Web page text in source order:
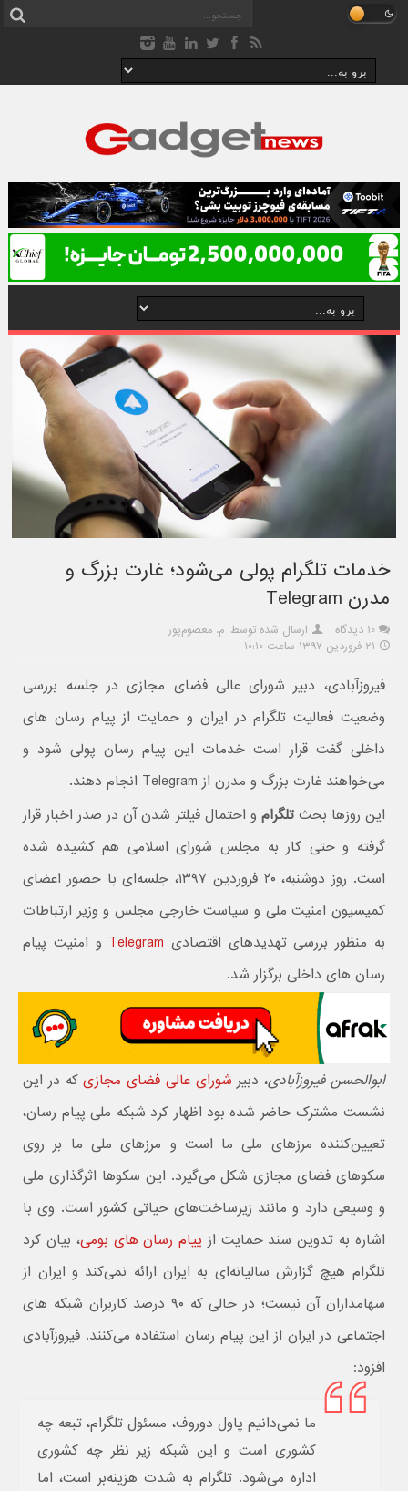
خدمات تلگرام پولی می‌شود؛ غارت بزرگ و
مدرن Telegram
۱۰ دیدگاه
ارسال شده توسط: م. معصوم‌پور
۲۱ فروردین ۱۳۹۷ ساعت ۱۰:۱۰
فیروزآبادی، دبیر شورای عالی فضای مجازی در جلسه بررسی
وضعیت فعالیت تلگرام در ایران و حمایت از پیام رسان های
داخلی گفت قرار است خدمات این پیام رسان پولی شود و
می‌خواهند غارت بزرگ و مدرن از Telegram انجام دهند.
این روزها بحثتلگرام و احتمال فیلتر شدن آن در صدر اخبار قرار
گرفته و حتی کار به مجلس شورای اسلامی هم کشیده شده
است. روز دوشنبه، ۲۰ فروردین ۱۳۹۷، جلسه‌ای با حضور اعضای
کمیسیون امنیت ملی و سیاست خارجی مجلس و وزیر ارتباطات
به منظور بررسی تهدیدهای اقتصادی Telegram و امنیت پیام
رسان های داخلی برگزار شد.
ابوالحسن فیروزآبادی، دبیر شورای عالی فضای مجازیکه در این
نشست مشترک حاضر شده بود اظهار کرد شبکه ملی پیام رسان،
تعیین‌کننده مرزهای ملی ما است و مرزهای ملی ما بر روی
سکوهای فضای مجازی شکل می‌گیرد. این سکوها اثرگذاری ملی
و وسیعی دارد و مانند زیرساخت‌های حیاتی کشور است. وی با
اشاره به تدوین سند حمایت از پیام رسان های بومی، بیان کرد
تلگرام هیچ گزارش سالیانه‌ای به ایران ارائه نمی‌کند و ایران از
سهامداران آن نیست؛ در حالی که ۹۰ درصد کاربران شبکه های
اجتماعی در ایران از این پیام رسان استفاده می‌کنند. فیروزآبادی
افزود:
ما نمی‌دانیم پاول دوروف، مسئول تلگرام، تبعه چه
کشوری است و این شبکه زیر نظر چه کشوری
اداره می‌شود. تلگرام به شدت هزینه‌بر است، اما